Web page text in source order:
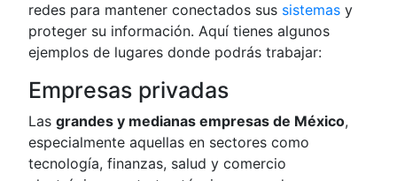
redes para mantener conectados sus sistemas y
proteger su información. Aquí tienes algunos
ejemplos de lugares donde podrás trabajar:
Empresas privadas
Lasgrandes y medianas empresas de México,
especialmente aquellas en sectores como
tecnología, finanzas, salud y comercio